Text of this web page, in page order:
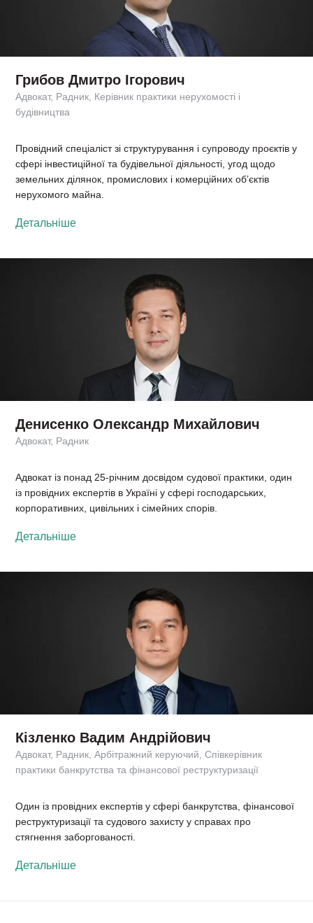
Грибов Дмитро Ігорович
Адвокат, Радник, Керівник практики нерухомості і
будівництва
Провідний спеціаліст зі структурування і супроводу проєктів у
сфері інвестиційної та будівельної діяльності, угод щодо
земельних ділянок, промислових і комерційних об’єктів
нерухомого майна.
Детальніше
Денисенко Олександр Михайлович
Адвокат, Радник
Адвокат із понад 25-річним досвідом судової практики, один
із провідних експертів в Україні у сфері господарських,
корпоративних, цивільних і сімейних спорів.
Детальніше
Кізленко Вадим Андрійович
Адвокат, Радник, Арбітражний керуючий, Співкерівник
практики банкрутства та фінансової реструктуризації
Один із провідних експертів у сфері банкрутства, фінансової
реструктуризації та судового захисту у справах про
стягнення заборгованості.
Детальніше